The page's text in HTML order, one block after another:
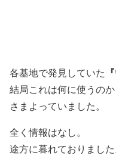
各基地で発見していた
結局これは何に使うの
さまよっていました。
全く情報はなし。
途方に暮れておりました